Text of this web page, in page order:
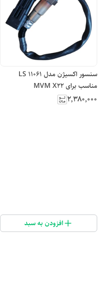
سنسور اکسیژن مدل LS 11061
مناسب برای MVM X22
۲٬۳۸۰٬۰۰۰
افزودن به سبد